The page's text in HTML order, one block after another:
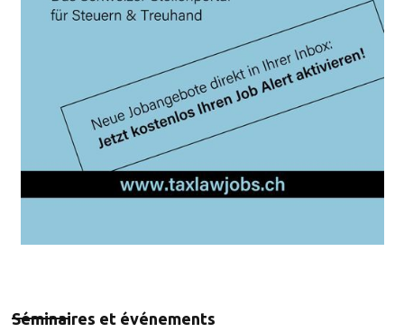
Séminaires et événements